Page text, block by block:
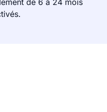
de 6 à 24 mois